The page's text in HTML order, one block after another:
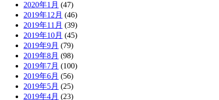
2020年1月 (47)
2019年12月 (46)
2019年11月 (39)
2019年10月 (45)
2019年9月 (79)
2019年8月 (98)
2019年7月 (100)
2019年6月 (56)
2019年5月 (25)
2019年4月 (23)